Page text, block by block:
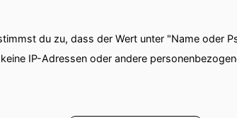
du zu, dass der Wert unter "Name oder
IP-Adressen oder andere